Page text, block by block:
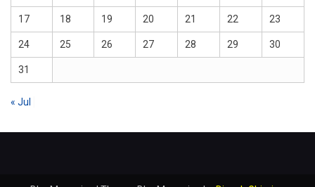
17 18 19 20 21 22 23
24 25 26 27 28 29 30
31
« Jul